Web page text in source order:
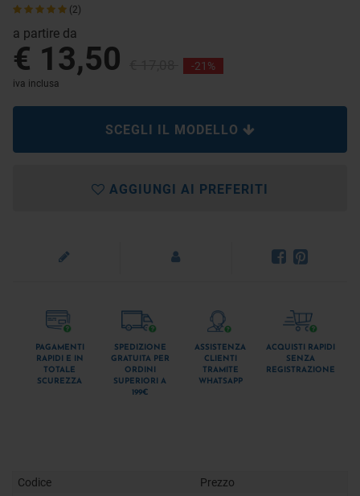
(2)
a partire da
€ 13,50 -21%
iva inclusa
SCEGLI IL MODELLO
AGGIUNGI AI PREFERITI
PAGAMENTI
RAPIDI E IN
TOTALE
SCUREZZA
SPEDIZIONE
GRATUITA PER
ORDINI
SUPERIORI A
199€
ASSISTENZA
CLIENTI
TRAMITE
WHATSAPP
ACQUISTI RAPIDI
SENZA
REGISTRAZIONE
Codice Prezzo